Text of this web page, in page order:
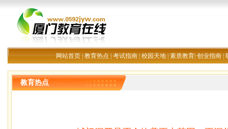
网站首页|教育热点|考试指南|校园天地|素质教育|创业指南|
教育热点